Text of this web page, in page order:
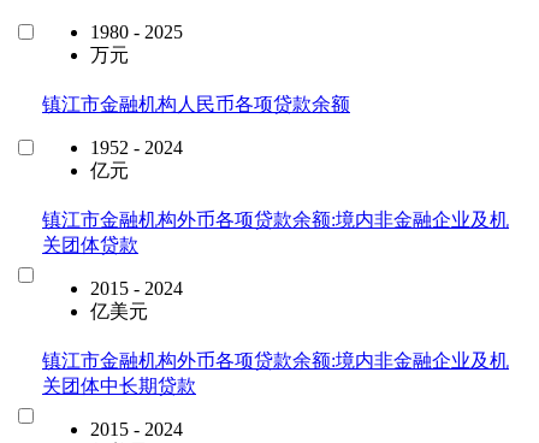
1980 - 2025
万元
镇江市金融机构人民币各项贷款余额
1952 - 2024
亿元
镇江市金融机构外币各项贷款余额:境内非金融企业及机
关团体贷款
2015 - 2024
亿美元
镇江市金融机构外币各项贷款余额:境内非金融企业及机
关团体中长期贷款
2015 - 2024